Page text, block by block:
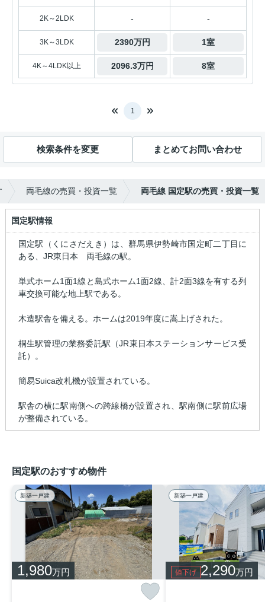
2K～2LDK - -
3K～3LDK 2390万円 1室
4K～4LDK以上 2096.3万円 8室
1
検索条件を変更 まとめてお問い合わせ
両毛線の売買・投資一覧 両毛線 国定駅の売買・投資一覧
国定駅情報
国定駅（くにさだえき）は、群馬県伊勢崎市国定町二丁目に
ある、JR東日本 両毛線の駅。
単式ホーム1面1線と島式ホーム1面2線、計2面3線を有する列
車交換可能な地上駅である。
木造駅舎を備える。ホームは2019年度に嵩上げされた。
桐生駅管理の業務委託駅（JR東日本ステーションサービス受
託）。
簡易Suica改札機が設置されている。
駅舎の横に駅南側への跨線橋が設置され、駅南側に駅前広場
が整備されている。
国定駅のおすすめ物件
新築一戸建
1,980万円
新築一戸建
値下げ 2,290万円